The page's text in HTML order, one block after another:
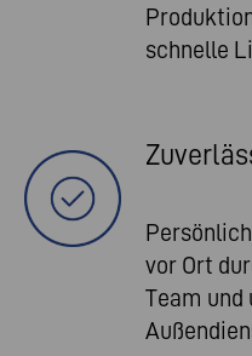
schnelle
vor Ort
Team und